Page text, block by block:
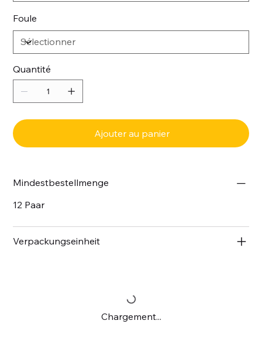
Foule
Quantité
Ajouter au panier
Mindestbestellmenge
12 Paar
Verpackungseinheit
Chargement...